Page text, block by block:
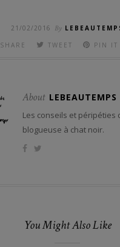
21/02/2016 By
SHARE
TWEET PIN IT
About LEBEAUTEMPS
Les conseils et péripéties
blogueuse à chat noir.
You Might Also Like